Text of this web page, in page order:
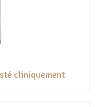
cliniquement